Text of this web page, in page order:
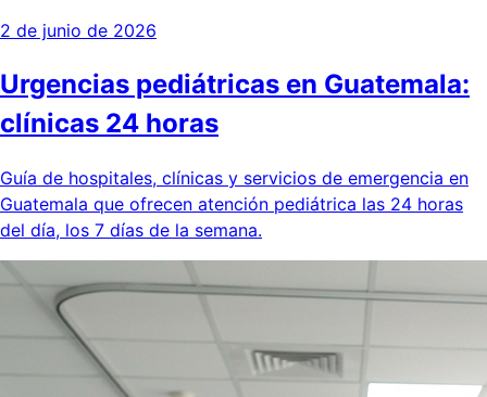
2 de junio de 2026
Urgencias pediátricas en Guatemala:
clínicas 24 horas
Guía de hospitales, clínicas y servicios de emergencia en
Guatemala que ofrecen atención pediátrica las 24 horas
del día, los 7 días de la semana.